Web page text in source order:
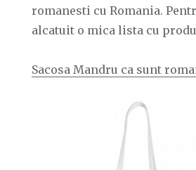
romanesti cu Romania.
alcatuit o mica lista cu
Sacosa Mandru ca sunt